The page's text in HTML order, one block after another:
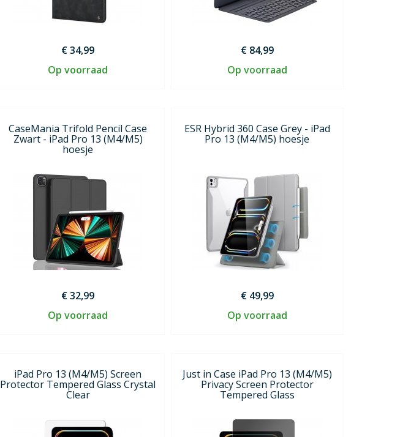
€ 34,99
Op voorraad
€ 84,99
Op voorraad
CaseMania Trifold Pencil Case
Zwart - iPad Pro 13 (M4/M5)
hoesje
€ 32,99
Op voorraad
ESR Hybrid 360 Case Grey - iPad
Pro 13 (M4/M5) hoesje
€ 49,99
Op voorraad
iPad Pro 13 (M4/M5) Screen
Protector Tempered Glass Crystal
Clear
Just in Case iPad Pro 13 (M4/M5)
Privacy Screen Protector
Tempered Glass